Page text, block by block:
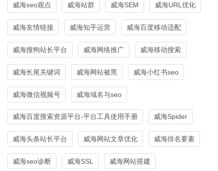
威海seo观点 威海站群 威海SEM 威海URL优化
威海友情链接 威海知乎运营 威海百度移动适配
威海搜狗站长平台 威海网络推广 威海移动搜索
威海长尾关键词 威海网站被黑 威海小红书seo
威海微信视频号 威海域名与seo
威海百度搜索资源平台-平台工具使用手册 威海Spider
威海头条站长平台 威海网站文章优化 威海排名要素
威海seo诊断 威海SSL 威海网站搭建